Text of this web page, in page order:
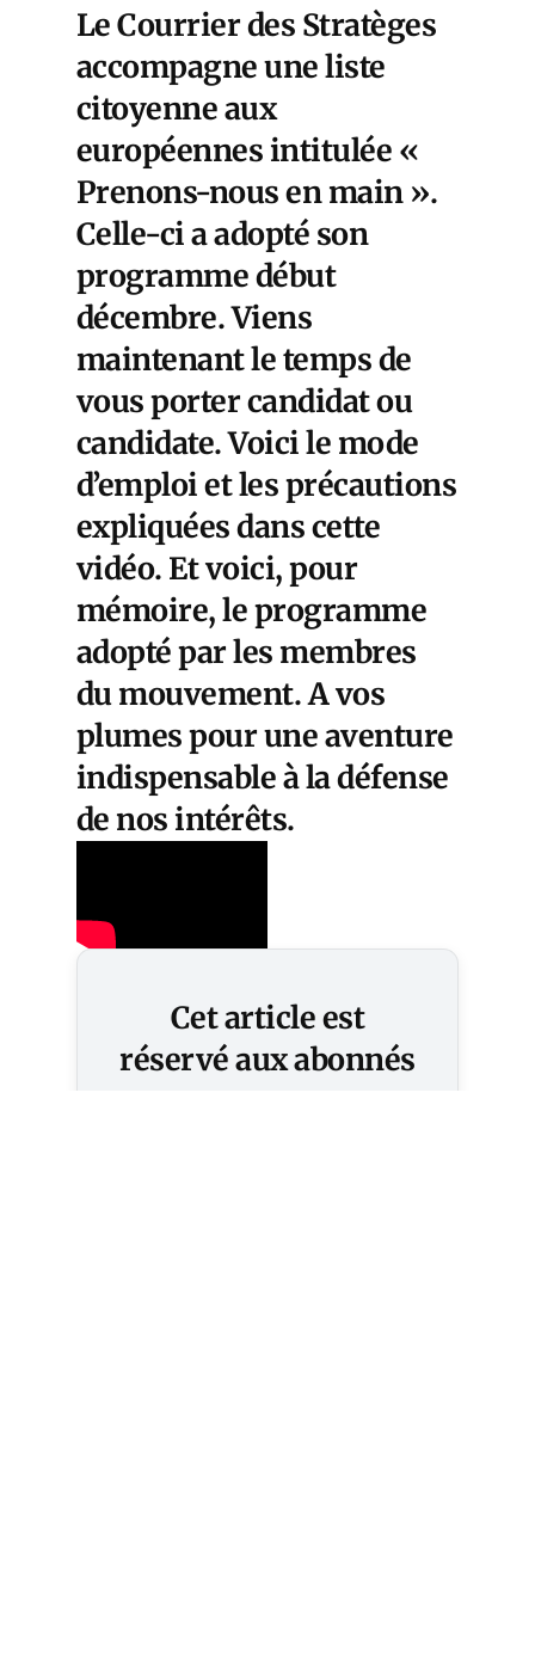
Le Courrier des Stratèges
accompagne une liste
citoyenne aux
européennes intitulée «
Prenons-nous en main ».
Celle-ci a adopté son
programme début
décembre. Viens
maintenant le temps de
vous porter candidat ou
candidate. Voici le mode
d’emploi et les précautions
expliquées dans cette
vidéo. Et voici, pour
mémoire, le programme
adopté par les membres
du mouvement. A vos
plumes pour une aventure
indispensable à la défense
de nos intérêts.
Cet article est
réservé aux abonnés